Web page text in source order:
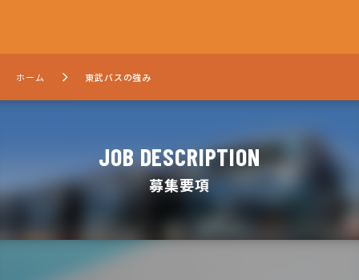
ホーム 東武バスの強み
JOB DESCRIPTION
募集要項